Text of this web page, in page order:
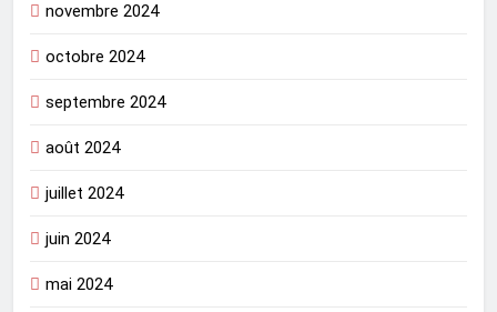
novembre 2024
octobre 2024
septembre 2024
août 2024
juillet 2024
juin 2024
mai 2024